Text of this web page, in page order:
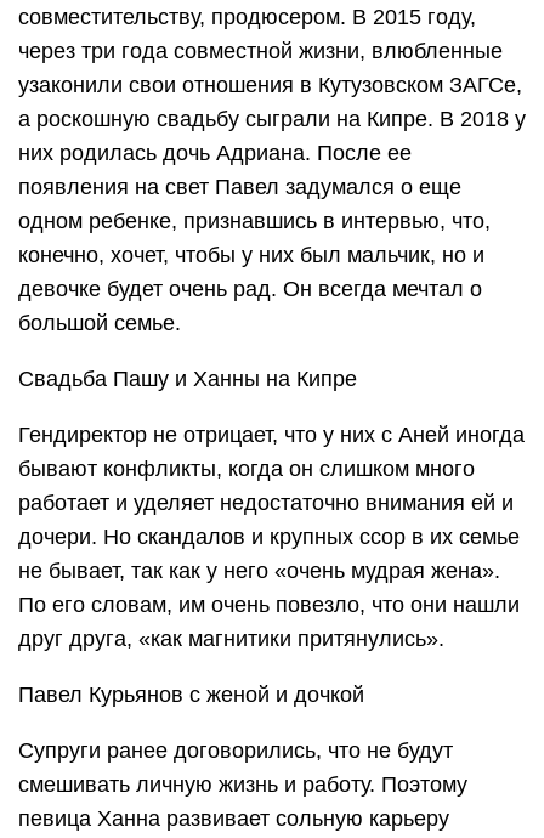
совместительству, продюсером. В 2015 году,
через три года совместной жизни, влюбленные
узаконили свои отношения в Кутузовском ЗАГСе,
а роскошную свадьбу сыграли на Кипре. В 2018 у
них родилась дочь Адриана. После ее
появления на свет Павел задумался о еще
одном ребенке, признавшись в интервью, что,
конечно, хочет, чтобы у них был мальчик, но и
девочке будет очень рад. Он всегда мечтал о
большой семье.
Свадьба Пашу и Ханны на Кипре
Гендиректор не отрицает, что у них с Аней иногда
бывают конфликты, когда он слишком много
работает и уделяет недостаточно внимания ей и
дочери. Но скандалов и крупных ссор в их семье
не бывает, так как у него «очень мудрая жена».
По его словам, им очень повезло, что они нашли
друг друга, «как магнитики притянулись».
Павел Курьянов с женой и дочкой
Супруги ранее договорились, что не будут
смешивать личную жизнь и работу. Поэтому
певица Ханна развивает сольную карьеру